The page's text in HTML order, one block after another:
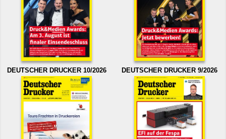
DEUTSCHER DRUCKER 10/2026 DEUTSCHER DRUCKER 9/2026